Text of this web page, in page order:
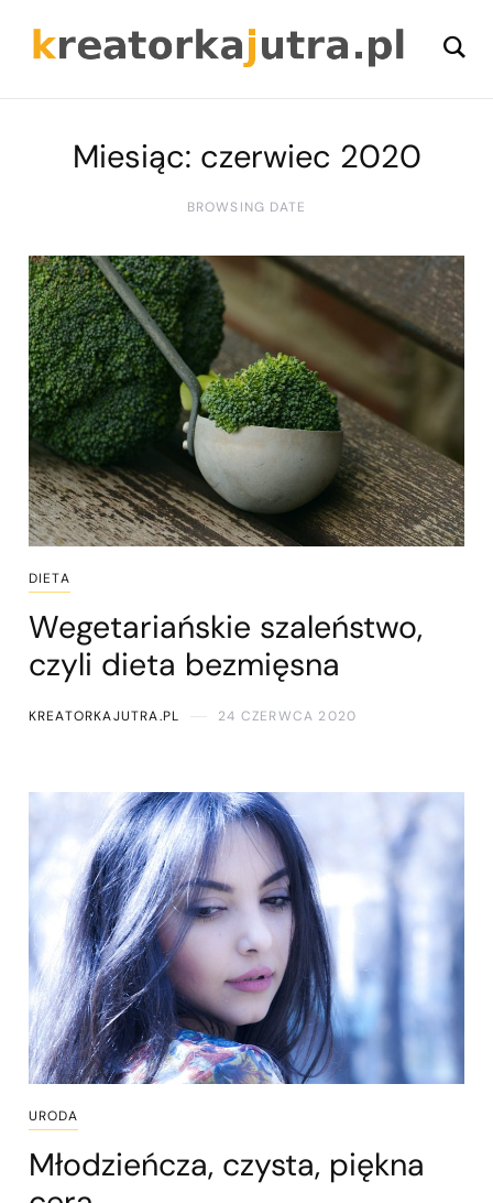
Miesiąc: czerwiec 2020
BROWSING DATE
DIETA
Wegetariańskie szaleństwo,
czyli dieta bezmięsna
KREATORKAJUTRA.PL 24 CZERWCA 2020
URODA
Młodzieńcza, czysta, piękna